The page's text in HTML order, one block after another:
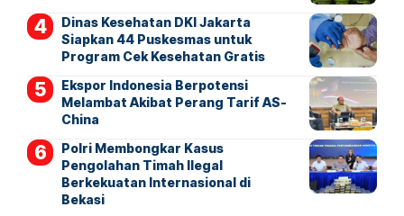
Dinas Kesehatan DKI Jakarta
Siapkan 44 Puskesmas untuk
Program Cek Kesehatan Gratis
Ekspor Indonesia Berpotensi
Melambat Akibat Perang Tarif AS-
China
Polri Membongkar Kasus
Pengolahan Timah Ilegal
Berkekuatan Internasional di
Bekasi